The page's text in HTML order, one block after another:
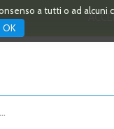
a tutti o ad alcuni
OK